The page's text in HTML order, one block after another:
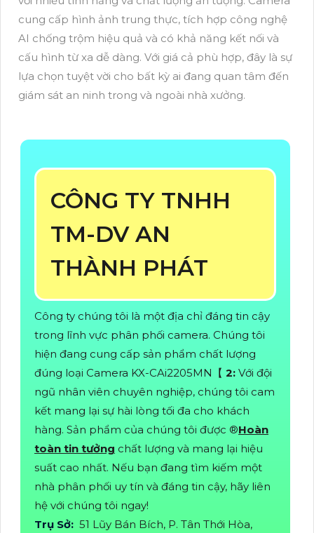
cung cấp hình ảnh trung thực, tích hợp công nghệ
AI chống trộm hiệu quả và có khả năng kết nối và
cấu hình từ xa dễ dàng. Với giá cả phù hợp, đây là sự
lựa chọn tuyệt vời cho bất kỳ ai đang quan tâm đến
giám sát an ninh trong và ngoài nhà xưởng.
CÔNG TY TNHH
TM-DV AN
THÀNH PHÁT
Công ty chúng tôi là một địa chỉ đáng tin cậy
trong lĩnh vực phân phối camera. Chúng tôi
hiện đang cung cấp sản phẩm chất lượng
đúng loại Camera KX-CAi2205MN【 2: Với đội
ngũ nhân viên chuyên nghiệp, chúng tôi cam
kết mang lại sự hài lòng tối đa cho khách
hàng. Sản phẩm của chúng tôi được ®️Hoàn
toàn tin tưởng chất lượng và mang lại hiệu
suất cao nhất. Nếu bạn đang tìm kiếm một
nhà phân phối uy tín và đáng tin cậy, hãy liên
hệ với chúng tôi ngay!
Trụ Sở: 51 Lũy Bán Bích, P. Tân Thới Hòa,